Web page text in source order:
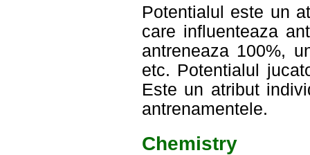
Potentialul este un
care influenteaza
antreneaza 100%,
etc. Potentialul
Este un atribut
antrenamentele.
Chemistry